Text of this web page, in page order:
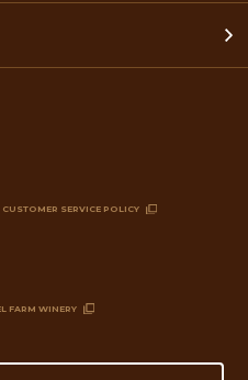
CUSTOMER SERVICE POLICY
FARM WINERY